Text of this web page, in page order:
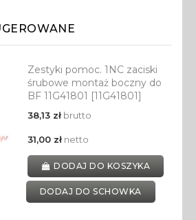
Zestyki pomoc. 1NC zaciski
śrubowe montaż boczny do
BF 11G41801 [11G41801]
38,13 złbrutto
31,00 złnetto
DODAJ DO KOSZYKA
DODAJ DO SCHOWKA